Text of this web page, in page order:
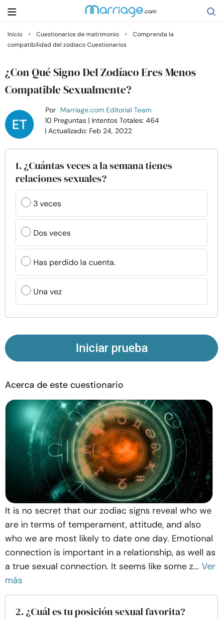
Buscar
Casarse
Relaciones
Familia
Ayuda
Cursos
Recursos
Comunidad
Encuentra un terapeuta
Idioma
Sobre nosotros Escríbenos
© Copyright 2026. Todos los derechos reservados.
Inicio › Cuestionarios de matrimonio › Comprenda la
compatibilidad del zodiaco Cuestionarios
¿Con Qué Signo Del Zodíaco Eres Menos
Compatible Sexualmente?
Por Marriage.com Editorial Team
10 Preguntas | Intentos Totales: 464
| Actualizado: Feb 24, 2022
1. ¿Cuántas veces a la semana tienes
relaciones sexuales?
3 veces
Dos veces
Has perdido la cuenta.
Una vez
Iniciar prueba
Acerca de este cuestionario
It is no secret that our zodiac signs reveal who we
are in terms of temperament, attitude, and also
who we are most likely to date one day. Emotional
connection is important in a relationship, as well as
a true sexual connection. It seems like some z... Ver
más
2. ¿Cuál es tu posición sexual favorita?